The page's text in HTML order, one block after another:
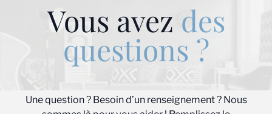
Vous avez des
questions ?
Une question ? Besoin d’un renseignement ? Nous